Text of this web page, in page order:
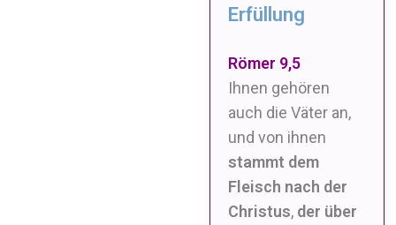
Erfüllung
Römer 9,5
Ihnen gehören
auch die Väter an,
und von ihnen
stammt dem
Fleisch nach der
Christus, der über